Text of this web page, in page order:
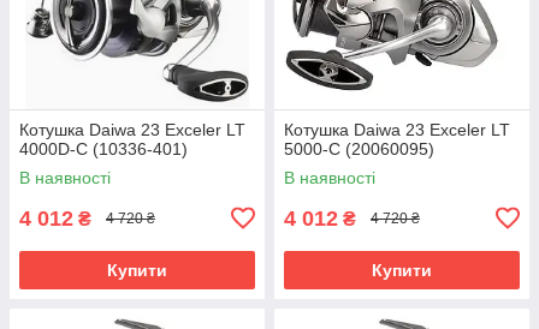
Котушка Daiwa 23 Exceler LT
4000D-C (10336-401)
В наявності
4 012 ₴ 4 720 ₴
Купити
Котушка Daiwa 23 Exceler LT
5000-C (20060095)
В наявності
4 012 ₴ 4 720 ₴
Купити